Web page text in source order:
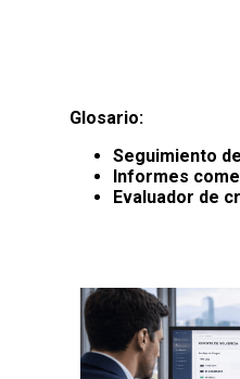
Glosario:
Seguimiento
Informes
Evaluador de